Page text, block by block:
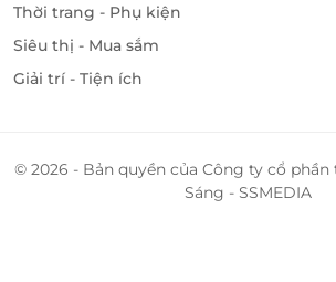
Thời trang - Phụ kiện
Siêu thị - Mua sắm
Giải trí - Tiện ích
© 2026 - Bản quyền của Công ty cổ
Sáng - SSMEDIA